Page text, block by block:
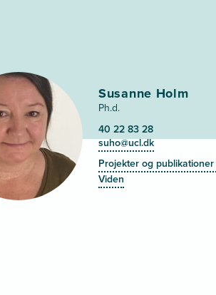
Susanne Holm
Ph.d.
40 22 83 28
suho@ucl.dk
Projekter og
Viden